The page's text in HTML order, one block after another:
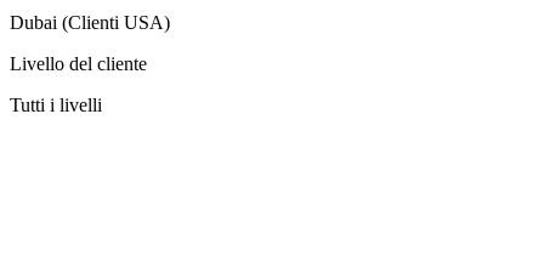
Dubai (Clienti USA)
Livello del cliente
Tutti i livelli